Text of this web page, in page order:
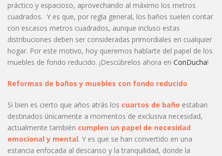
práctico y espacioso, aprovechando al máximo los metros
cuadrados. Y es que, por regla general, los baños suelen contar
con escasos metros cuadrados, aunque incluso estas
distribuciones deben ser consideradas primordiales en cualquier
hogar. Por este motivo, hoy queremos hablarte del papel de los
muebles de fondo reducido. ¡Descúbrelos ahora en ConDucha!
Reformas de baños y muebles con fondo reducido
Si bien es cierto que años atrás los cuartos de baño estaban
destinados únicamente a momentos de exclusiva necesidad,
actualmente también cumplen un papel de necesidad
emocional y mental. Y es que se han convertido en una
estancia enfocada al descanso y la tranquilidad, donde la